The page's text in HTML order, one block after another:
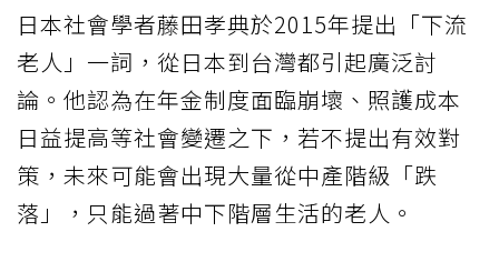
日本社會學者藤田孝典於2015年提出「下流
老人」一詞，從日本到台灣都引起廣泛討
論。他認為在年金制度面臨崩壞、照護成本
日益提高等社會變遷之下，若不提出有效對
策，未來可能會出現大量從中產階級「跌
落」，只能過著中下階層生活的老人。